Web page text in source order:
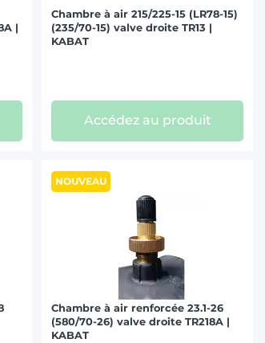
|
Chambre à air 215/225-15 (LR78-15)
(235/70-15) valve droite TR13 |
KABAT
Accédez au produit
NOUVEAU
Chambre à air renforcée 23.1-26
(580/70-26) valve droite TR218A |
KABAT